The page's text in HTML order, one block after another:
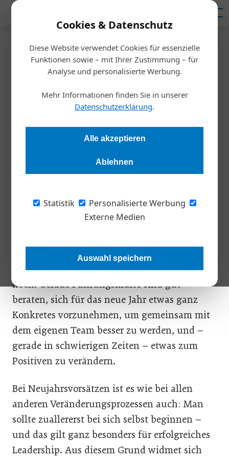
Cookies & Datenschutz
Diese Website verwendet Cookies für essenzielle
Funktionen sowie – mit Ihrer Zustimmung – für
Analyse und personalisierte Werbung.
Mehr Informationen finden Sie in unserer
Datenschutzerklärung.
Alle akzeptieren
Ablehnen
Statistik
Personalisierte Werbung
Externe Medien
Auswahl speichern
Startseite/Meldungen
Leadership 2025
Sieben Neujahrsvorsätze für
Führungskräfte und ihre Teams
Der Jahreswechsel ist traditionell die Zeit der guten
treiben oder einfach nur weniger Süßes essen, sind einige der
Klassiker. Mit den richtigen Leadership-Vorsätzen gelingt ein
Die Motivation, sich von alten Gewohnheiten
zu befreien, ist zu Beginn des Jahres besonders
hoch. Gerade Führungskräfte sind gut
beraten, sich für das neue Jahr etwas ganz
Konkretes vorzunehmen, um gemeinsam mit
dem eigenen Team besser zu werden, und –
gerade in schwierigen Zeiten – etwas zum
Positiven zu verändern.
Bei Neujahrsvorsätzen ist es wie bei allen
anderen Veränderungsprozessen auch: Man
sollte zuallererst bei sich selbst beginnen –
und das gilt ganz besonders für erfolgreiches
Leadership. Aus diesem Grund widmet sich